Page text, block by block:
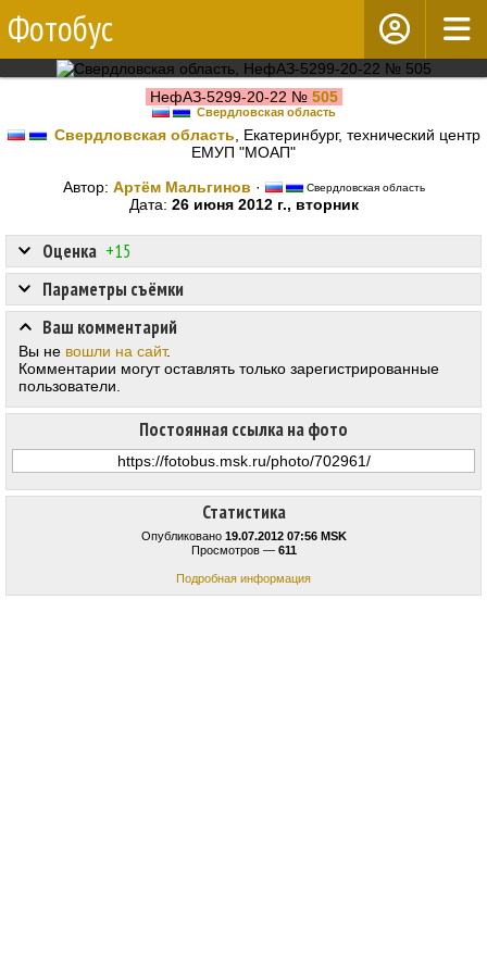
Фотобус
НефАЗ-5299-20-22 № 505
Свердловская область
Свердловская область , Екатеринбург, технический центр
ЕМУП "МОАП"
Автор: Артём Мальгинов · Свердловская область
Дата: 26 июня 2012 г., вторник
Статистика
Опубликовано 19.07.2012 07:56 MSK
Просмотров — 611
Подробная информация
Оценка +15
Постоянная ссылка на фото
Параметры съёмки
Ваш комментарий
Вы не вошли на сайт.
Комментарии могут оставлять только зарегистрированные
пользователи.